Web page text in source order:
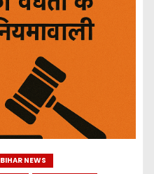
BIHAR NEWS